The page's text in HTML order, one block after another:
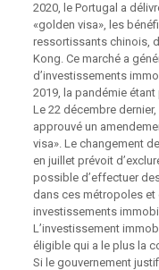
2020, le Portugal a
«golden visa», les
ressortissants chinois,
Kong. Ce marché a
d’investissements
2019, la pandémie
Le 22 décembre
approuvé un
visa». Le changement
en juillet prévoit
possible d’effectuer
dans ces métropoles et
investissements
L’investissement
éligible qui a le plus la
Si le gouvernement